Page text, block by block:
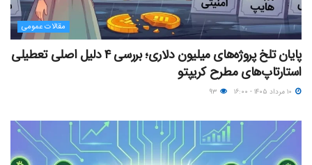
مقالات عمومی
پایان تلخ پروژه‌های میلیون دلاری؛ بررسی ۴ دلیل اصلی تعطیلی
استارتاپ‌های مطرح کریپتو